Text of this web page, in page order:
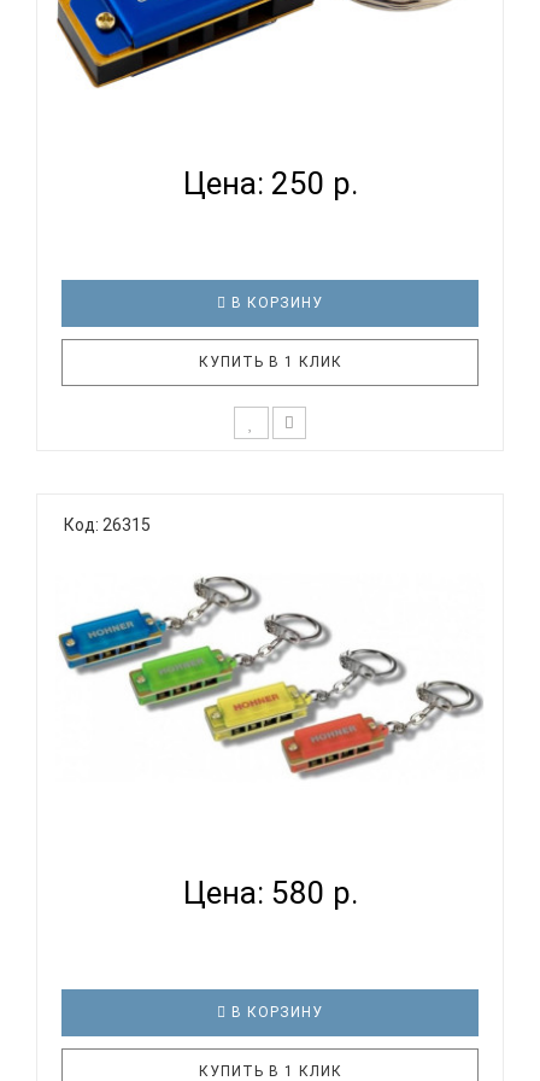
Цена: 250 р.
В КОРЗИНУ
КУПИТЬ В 1 КЛИК
подарка другу музыканту. Технические
Количество отверстий: 4 Количество язычков: 8
Платы: медь (0,9 мм) ..
Код: 26315
Цена: 580 р.
В КОРЗИНУ
КУПИТЬ В 1 КЛИК